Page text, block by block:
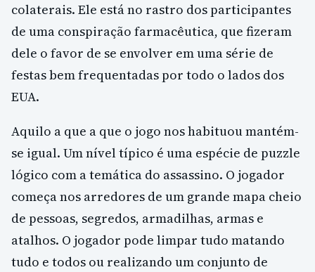
colaterais. Ele está no rastro dos participantes
de uma conspiração farmacêutica, que fizeram
dele o favor de se envolver em uma série de
festas bem frequentadas por todo o lados dos
EUA.
Aquilo a que a que o jogo nos habituou mantém-
se igual. Um nível típico é uma espécie de puzzle
lógico com a temática do assassino. O jogador
começa nos arredores de um grande mapa cheio
de pessoas, segredos, armadilhas, armas e
atalhos. O jogador pode limpar tudo matando
tudo e todos ou realizando um conjunto de